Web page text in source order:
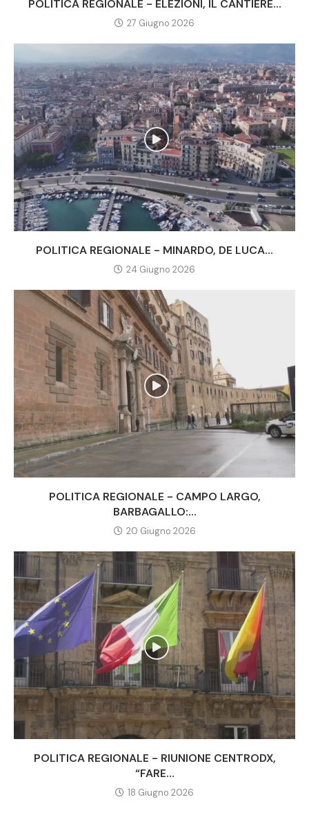
POLITICA REGIONALE - ELEZIONI, IL CANTIERE...
27 Giugno 2026
POLITICA REGIONALE - MINARDO, DE LUCA...
24 Giugno 2026
POLITICA REGIONALE - CAMPO LARGO,
BARBAGALLO:...
20 Giugno 2026
POLITICA REGIONALE - RIUNIONE CENTRODX,
“FARE...
18 Giugno 2026